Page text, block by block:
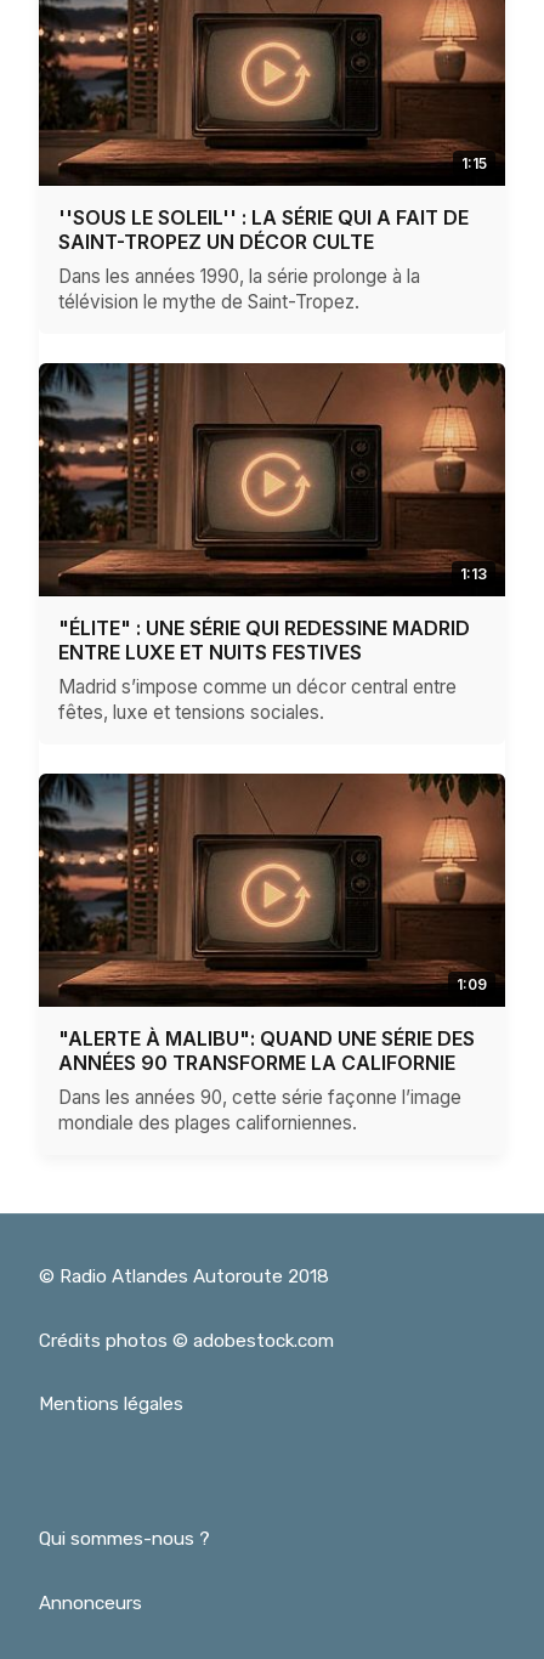
1:15
''SOUS LE SOLEIL'' : LA SÉRIE QUI A FAIT DE
SAINT-TROPEZ UN DÉCOR CULTE
Dans les années 1990, la série prolonge à la
télévision le mythe de Saint-Tropez.
1:13
"ÉLITE" : UNE SÉRIE QUI REDESSINE MADRID
ENTRE LUXE ET NUITS FESTIVES
Madrid s’impose comme un décor central entre
fêtes, luxe et tensions sociales.
1:09
"ALERTE À MALIBU": QUAND UNE SÉRIE DES
ANNÉES 90 TRANSFORME LA CALIFORNIE
Dans les années 90, cette série façonne l’image
mondiale des plages californiennes.
© Radio Atlandes Autoroute 2018
Crédits photos © adobestock.com
Mentions légales
Qui sommes-nous ?
Annonceurs